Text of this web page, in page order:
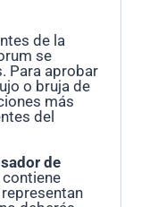
de la
se
Para aprobar
o bruja de
más
del
de
contiene